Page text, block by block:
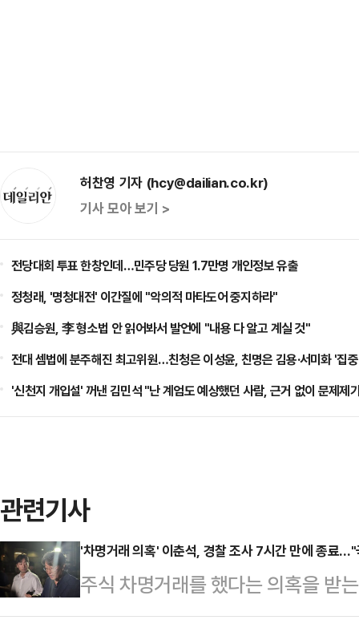
허찬영 기자 (hcy@dailian.co.kr)
기사 모아 보기 >
전당대회 투표 한창인데…민주당 당원 1.7만명 개인정보 유출
정청래, '명청대전' 이간질에 "악의적 마타도어 중지하라"
與김승원, 李 형소법 안 읽어봐서 발언에 "내용 다 알고 계실 것"
전대 셈법에 분주해진 최고위원…친청은 이성윤, 친명은 김용·서미화 '집
'신천지 개입설' 꺼낸 김민석 "난 계엄도 예상했던 사람, 근거 없이 문제제
관련기사
'차명거래 의혹' 이춘석, 경찰 조사 7시간 만에 종료
주식 차명거래를 했다는 의혹을 받
시간여 동안 조사를 받은 뒤 15일